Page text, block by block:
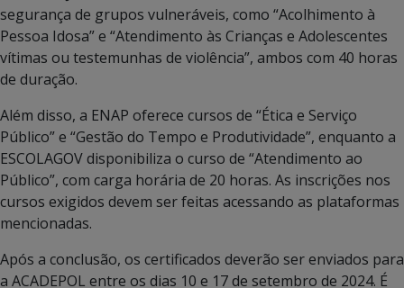
segurança de grupos vulneráveis, como “Acolhimento à
Pessoa Idosa” e “Atendimento às Crianças e Adolescentes
vítimas ou testemunhas de violência”, ambos com 40 horas
de duração.
Além disso, a ENAP oferece cursos de “Ética e Serviço
Público” e “Gestão do Tempo e Produtividade”, enquanto a
ESCOLAGOV disponibiliza o curso de “Atendimento ao
Público”, com carga horária de 20 horas. As inscrições nos
cursos exigidos devem ser feitas acessando as plataformas
mencionadas.
Após a conclusão, os certificados deverão ser enviados para
a ACADEPOL entre os dias 10 e 17 de setembro de 2024. É